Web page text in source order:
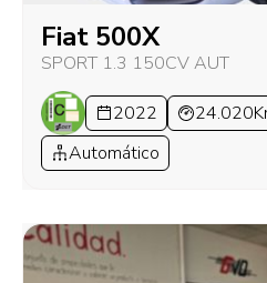
Fiat 500X
SPORT 1.3 150CV AUT
2022
Automático